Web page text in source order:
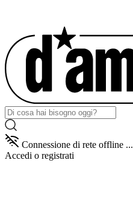
Connessione di rete offline ...
Accedi o registrati